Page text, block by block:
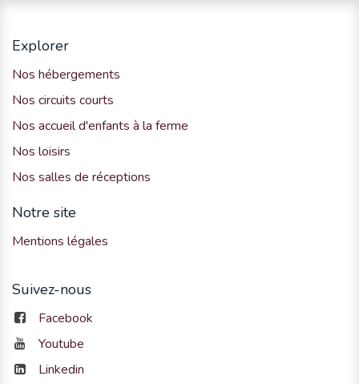
Explorer
Nos hébergements
Nos circuits courts
Nos accueil d'enfants à la ferme
Nos loisirs
Nos salles de réceptions
Notre site
Mentions légales
Suivez-nous
Facebook
Youtube
Linkedin